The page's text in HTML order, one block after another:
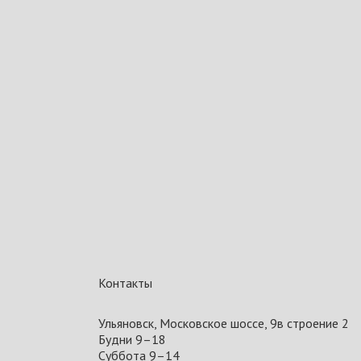
Контакты
Ульяновск, Московское шоссе, 9в строение 2
Будни 9–18
Суббота 9–14